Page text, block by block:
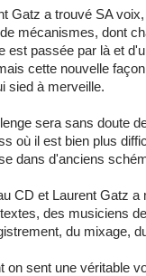
Gatz a trouvé SA
mécanismes, dont
est passée par là et
cette nouvelle
sied à merveille.
sera sans doute
où il est bien plus
dans d'anciens
CD et Laurent Gatz a
des musiciens
du mixage,
on sent une véritable